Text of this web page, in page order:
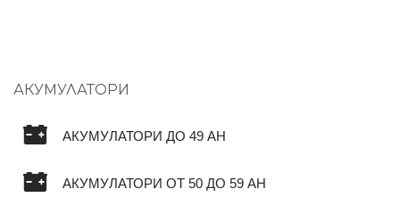
АКУМУЛАТОРИ
АКУМУЛАТОРИ ДО 49 AH
АКУМУЛАТОРИ ОТ 50 ДО 59 AH